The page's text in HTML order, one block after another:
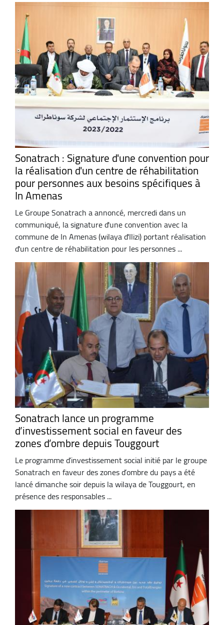
Sonatrach : Signature d'une convention pour
la réalisation d'un centre de réhabilitation
pour personnes aux besoins spécifiques à
In Amenas
Le Groupe Sonatrach a annoncé, mercredi dans un
communiqué, la signature d'une convention avec la
commune de In Amenas (wilaya d'Ilizi) portant réalisation
d'un centre de réhabilitation pour les personnes ...
Sonatrach lance un programme
d’investissement social en faveur des
zones d’ombre depuis Touggourt
Le programme d’investissement social initié par le groupe
Sonatrach en faveur des zones d’ombre du pays a été
lancé dimanche soir depuis la wilaya de Touggourt, en
présence des responsables ...